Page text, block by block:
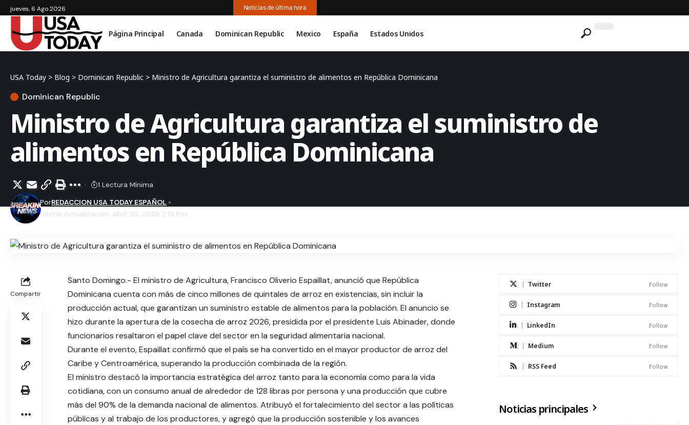
jueves, 6 Ago 2026 Noticias de última hora
Página Principal Canada Dominican Republic Mexico España Estados Unidos
USA Today > Blog > Dominican Republic > Ministro de Agricultura garantiza el suministro de alimentos en República Dominicana
Dominican Republic
Ministro de Agricultura garantiza el suministro de
alimentos en República Dominicana
Última Actualización: Abril 20, 2026 2:15 Pm
PorREDACCION USA TODAY ESPAÑOL
1 Lectura Mínima
Compartir
Santo Domingo.- El ministro de Agricultura, Francisco Oliverio Espaillat, anunció que República
Dominicana cuenta con más de cinco millones de quintales de arroz en existencias, sin incluir la
producción actual, que garantizan un suministro estable de alimentos para la población. El anuncio se
hizo durante la apertura de la cosecha de arroz 2026, presidida por el presidente Luis Abinader, donde
funcionarios resaltaron el papel clave del sector en la seguridad alimentaria nacional.
Durante el evento, Espaillat confirmó que el país se ha convertido en el mayor productor de arroz del
Caribe y Centroamérica, superando la producción combinada de la región.
El ministro destacó la importancia estratégica del arroz tanto para la economía como para la vida
cotidiana, con un consumo anual de alrededor de 128 libras por persona y una producción que cubre
más del 90% de la demanda nacional de alimentos. Atribuyó el fortalecimiento del sector a las políticas
públicas y al trabajo de los productores, y agregó que la producción sostenible y los avances
Twitter Follow
Instagram Follow
LinkedIn Follow
Medium Follow
RSS Feed Follow
Noticias principales